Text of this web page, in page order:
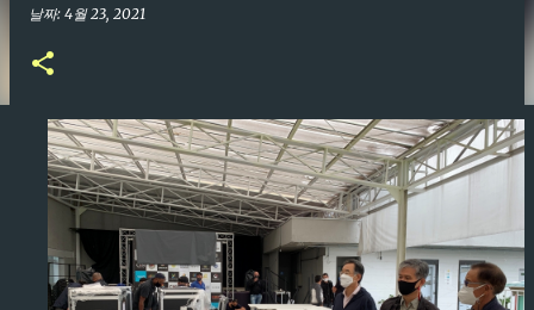
날짜: 4월 23, 2021